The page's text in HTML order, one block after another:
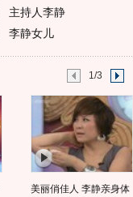
主持人李静
李静女儿
1/3
美丽俏佳人 李静亲身体